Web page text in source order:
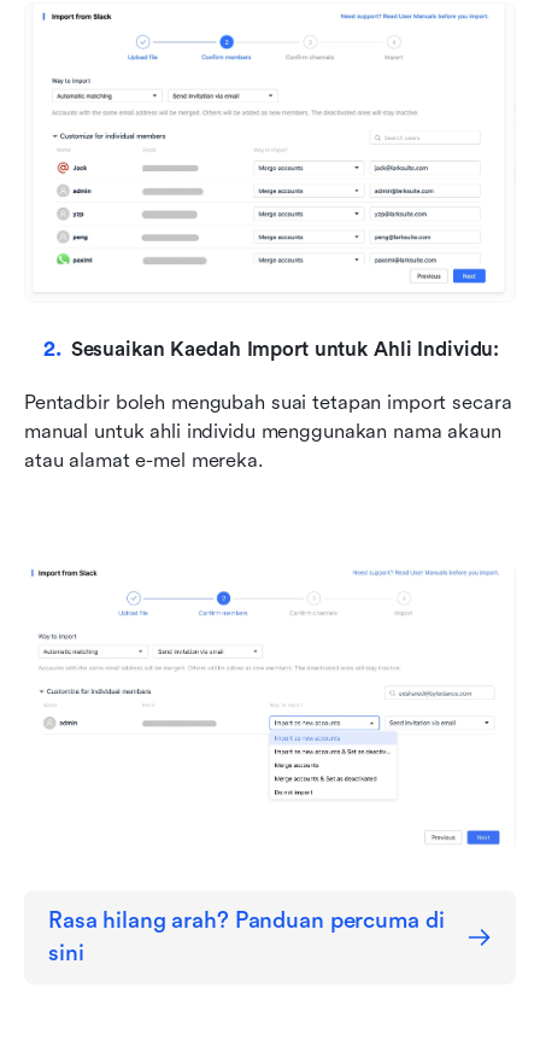
Sesuaikan Kaedah Import untuk Ahli Individu:
Pentadbir boleh mengubah suai tetapan import secara
manual untuk ahli individu menggunakan nama akaun
atau alamat e-mel mereka.
Rasa hilang arah? Panduan percuma di
sini